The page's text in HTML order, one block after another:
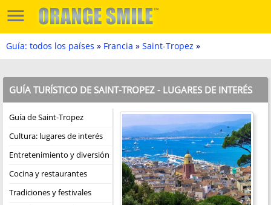
Guía: todos los países » Francia » Saint-Tropez »
GUÍA TURÍSTICO DE SAINT-TROPEZ - LUGARES DE INTERÉS
Guía de Saint-Tropez
Cultura: lugares de interés
Entretenimiento y diversión
Cocina y restaurantes
Tradiciones y festivales